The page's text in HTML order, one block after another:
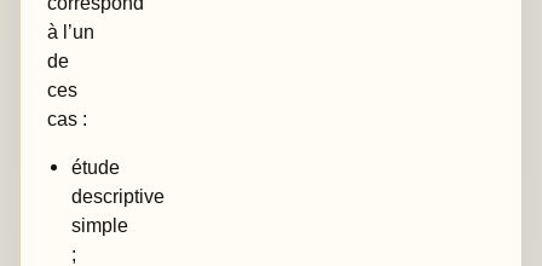
à l’un
de
ces
cas :
étude
descriptive
simple
;